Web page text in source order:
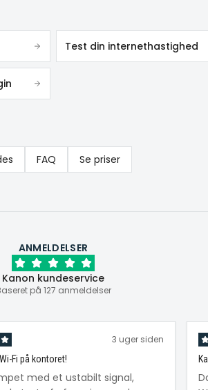
Test din internethastighed
FAQ Se priser
ANMELDELSER
Kanon kundeservice
på 127 anmeldelser
3 uger siden
Fi på kontoret!
med et ustabilt signal,